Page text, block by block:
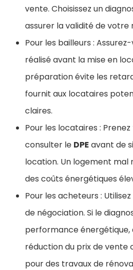
vente. Choisissez un
assurer la validité de votre
Pour les bailleurs :
réalisé avant la mise en
préparation évite les
fournit aux locataires
claires.
Pour les locataires :
consulter le DPE avant de
location. Un logement
des coûts énergétiques
Pour les acheteurs :
de négociation. Si le
performance énergétique,
réduction du prix de vente
pour des travaux de